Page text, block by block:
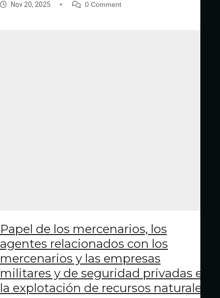
Nov 20, 2025 0 Comment
Papel de los mercenarios, los
agentes relacionados con los
mercenarios y las empresas
militares y de seguridad privadas en
la explotación de recursos naturales